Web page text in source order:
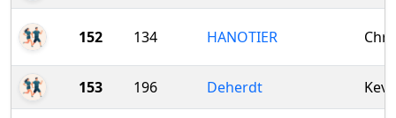
152 134 HANOTIER
153 196 Deherdt